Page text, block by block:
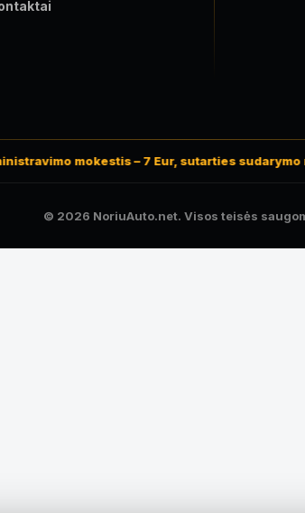
mokestis – 7 Eur, sutarties
© 2026 NoriuAuto.net. Visos teisės